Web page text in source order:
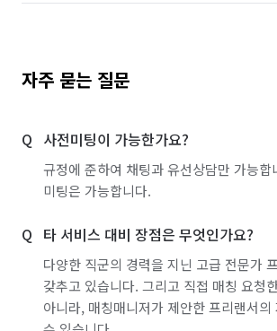
자주 묻는 질문
사전미팅이 가능한가요?
규정에 준하여 채팅과 유선상담만 가능합
미팅은 가능합니다.
타 서비스 대비 장점은 무엇인가요?
다양한 직군의 경력을 지닌 고급 전문가
갖추고 있습니다. 그리고 직접 매칭 요청
아니라, 매칭매니저가 제안한 프리랜서